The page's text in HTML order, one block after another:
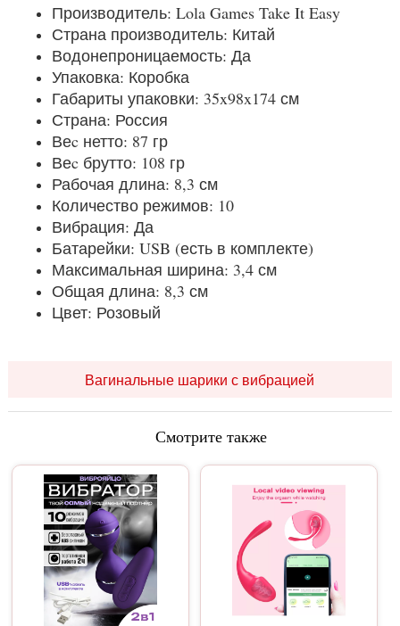
Производитель: Lola Games Take It Easy
Страна производитель: Китай
Водонепроницаемость: Да
Упаковка: Коробка
Габариты упаковки: 35x98x174 см
Страна: Россия
Веc нетто: 87 гр
Веc брутто: 108 гр
Рабочая длина: 8,3 см
Количество режимов: 10
Вибрация: Да
Батарейки: USB (есть в комплекте)
Максимальная ширина: 3,4 см
Общая длина: 8,3 см
Цвет: Розовый
Вагинальные шарики с вибрацией
Смотрите также